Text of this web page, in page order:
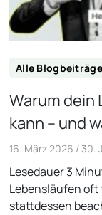
Alle Blogbeiträge
Warum dein
kann – und
16. März 2026 / 30.
Lesedauer 3
Lebensläufen oft
stattdessen